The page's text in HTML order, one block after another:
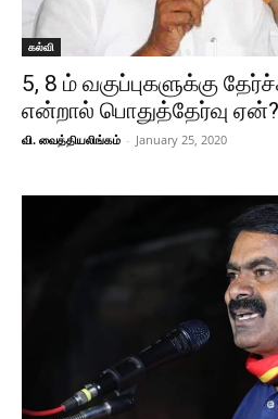
கல்வி
5, 8 ம் வகுப்புகளுக்கு
என்றால் பொதுத்தேர்வு ஏன்?
வி. வைத்தியலிங்கம் - January 25, 2020